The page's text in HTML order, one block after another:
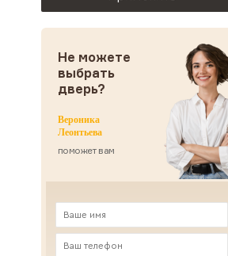
Не можете
выбрать
дверь?
Вероника
Леонтьева
поможет вам